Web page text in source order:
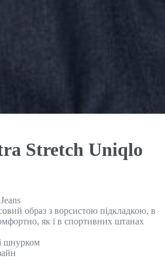
Stretch Uniqlo
образ з ворсистою підкладкою, в
як і в спортивних штанах
шнурком